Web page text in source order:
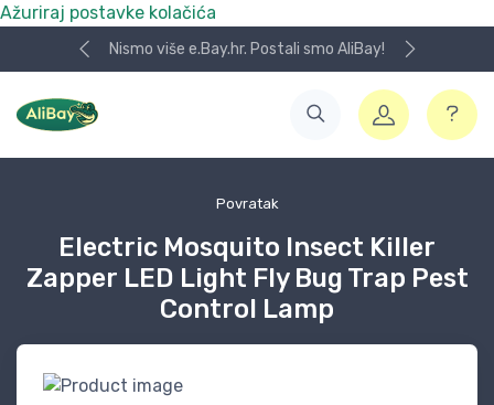
Ažuriraj postavke kolačića
Nismo više e.Bay.hr. Postali smo AliBay!
Povratak
Electric Mosquito Insect Killer
Zapper LED Light Fly Bug Trap Pest
Control Lamp